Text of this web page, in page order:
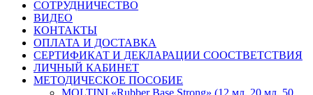
СОТРУДНИЧЕСТВО
ВИДЕО
КОНТАКТЫ
ОПЛАТА И ДОСТАВКА
СЕРТИФИКАТ И ДЕКЛАРАЦИИ СООСТВЕТСТВИЯ
ЛИЧНЫЙ КАБИНЕТ
МЕТОДИЧЕСКОЕ ПОСОБИЕ
MOLTINI «Rubber Base Strong» (12 мл, 20 мл, 50